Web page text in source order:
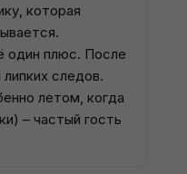
которая
один плюс. После
следов.
летом, когда
– частый гость